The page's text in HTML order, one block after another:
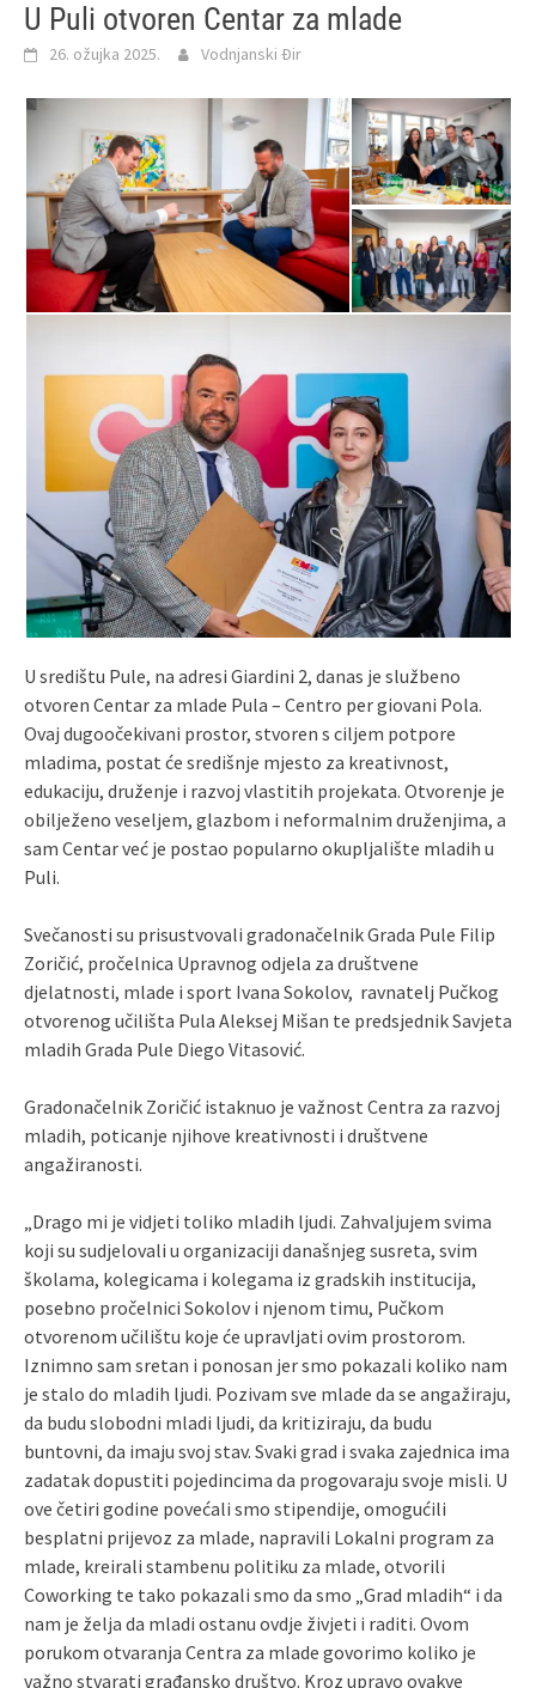
U Puli otvoren Centar za mlade
26. ožujka 2025. Vodnjanski Đir
U središtu Pule, na adresi Giardini 2, danas je službeno
otvoren Centar za mlade Pula – Centro per giovani Pola.
Ovaj dugoočekivani prostor, stvoren s ciljem potpore
mladima, postat će središnje mjesto za kreativnost,
edukaciju, druženje i razvoj vlastitih projekata. Otvorenje je
obilježeno veseljem, glazbom i neformalnim druženjima, a
sam Centar već je postao popularno okupljalište mladih u
Puli.
Svečanosti su prisustvovali gradonačelnik Grada Pule Filip
Zoričić, pročelnica Upravnog odjela za društvene
djelatnosti, mlade i sport Ivana Sokolov, ravnatelj Pučkog
otvorenog učilišta Pula Aleksej Mišan te predsjednik Savjeta
mladih Grada Pule Diego Vitasović.
Gradonačelnik Zoričić istaknuo je važnost Centra za razvoj
mladih, poticanje njihove kreativnosti i društvene
angažiranosti.
„Drago mi je vidjeti toliko mladih ljudi. Zahvaljujem svima
koji su sudjelovali u organizaciji današnjeg susreta, svim
školama, kolegicama i kolegama iz gradskih institucija,
posebno pročelnici Sokolov i njenom timu, Pučkom
otvorenom učilištu koje će upravljati ovim prostorom.
Iznimno sam sretan i ponosan jer smo pokazali koliko nam
je stalo do mladih ljudi. Pozivam sve mlade da se angažiraju,
da budu slobodni mladi ljudi, da kritiziraju, da budu
buntovni, da imaju svoj stav. Svaki grad i svaka zajednica ima
zadatak dopustiti pojedincima da progovaraju svoje misli. U
ove četiri godine povećali smo stipendije, omogućili
besplatni prijevoz za mlade, napravili Lokalni program za
mlade, kreirali stambenu politiku za mlade, otvorili
Coworking te tako pokazali smo da smo „Grad mladih“ i da
nam je želja da mladi ostanu ovdje živjeti i raditi. Ovom
porukom otvaranja Centra za mlade govorimo koliko je
važno stvarati građansko društvo. Kroz upravo ovakve